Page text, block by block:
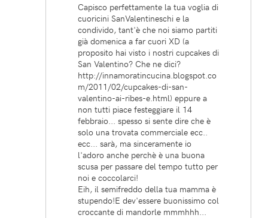
Capisco perfettamente la tua voglia di
cuoricini SanValentineschi e la
condivido, tant'è che noi siamo partiti
già domenica a far cuori XD (a
proposito hai visto i nostri cupcakes di
San Valentino? Che ne dici?
http://innamoratincucina.blogspot.co
m/2011/02/cupcakes-di-san-
valentino-ai-ribes-e.html) eppure a
non tutti piace festeggiare il 14
febbraio... spesso si sente dire che è
solo una trovata commerciale ecc..
ecc... sarà, ma sinceramente io
l'adoro anche perchè è una buona
scusa per passare del tempo tutto per
noi e coccolarci!
Eih, il semifreddo della tua mamma è
stupendo!E dev'essere buonissimo col
croccante di mandorle mmmhhh...